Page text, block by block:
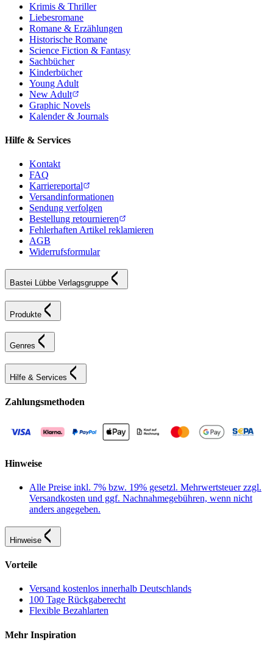
Krimis & Thriller
Liebesromane
Romane & Erzählungen
Historische Romane
Science Fiction & Fantasy
Sachbücher
Kinderbücher
Young Adult
New Adult
Graphic Novels
Kalender & Journals
Hilfe & Services
Kontakt
FAQ
Karriereportal
Versandinformationen
Sendung verfolgen
Bestellung retournieren
Fehlerhaften Artikel reklamieren
AGB
Widerrufsformular
Bastei Lübbe Verlagsgruppe
Produkte
Genres
Hilfe & Services
Zahlungsmethoden
Hinweise
Alle Preise inkl. 7% bzw. 19% gesetzl. Mehrwertsteuer zzgl.
Versandkosten und ggf. Nachnahmegebühren, wenn nicht
anders angegeben.
Hinweise
Vorteile
Versand kostenlos innerhalb Deutschlands
100 Tage Rückgaberecht
Flexible Bezahlarten
Mehr Inspiration